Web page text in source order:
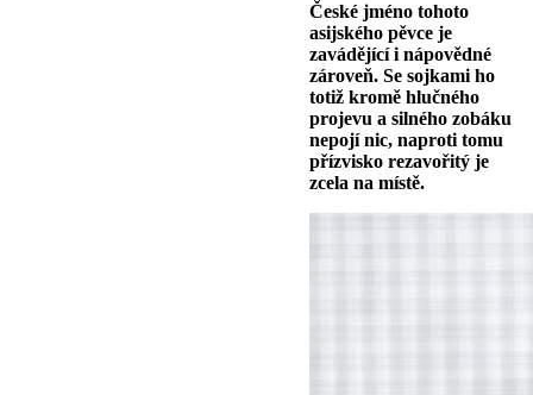
České jméno tohoto
asijského pěvce je
zavádějící i nápovědné
zároveň. Se sojkami ho
totiž kromě hlučného
projevu a silného zobáku
nepojí nic, naproti tomu
přízvisko rezavořitý je
zcela na místě.